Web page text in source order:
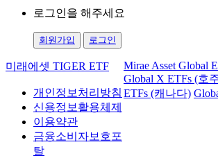
로그인을 해주세요
회원가입 로그인
미래에셋 TIGER ETF
개인정보처리방침
신용정보활용체제
이용약관
금융소비자보호포
탈
Mirae Asset Global
Global X ETFs (호
ETFs (캐나다)